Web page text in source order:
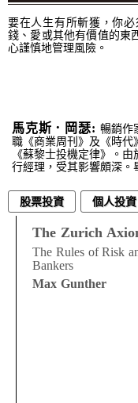
要在人生有所斬獲，你
錢、愛或其他有價值的東
心謹慎地管理風險。
馬克斯．岡瑟: 暢銷作
職《商業周刊》及《時代
《蘇黎士投機定律》。
行經理，受其影響頗深。
股票投資 個人投資
The Zurich
The Rules of Risk
Bankers
Max Gunther